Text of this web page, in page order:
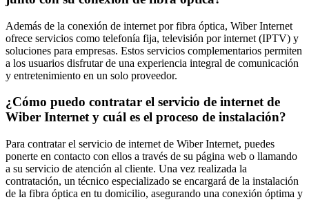
Además de la conexión de internet por fibra óptica, Wiber Internet
ofrece servicios como telefonía fija, televisión por internet (IPTV) y
soluciones para empresas. Estos servicios complementarios permiten
a los usuarios disfrutar de una experiencia integral de comunicación
y entretenimiento en un solo proveedor.
¿Cómo puedo contratar el servicio de internet de
Wiber Internet y cuál es el proceso de instalación?
Para contratar el servicio de internet de Wiber Internet, puedes
ponerte en contacto con ellos a través de su página web o llamando
a su servicio de atención al cliente. Una vez realizada la
contratación, un técnico especializado se encargará de la instalación
de la fibra óptica en tu domicilio, asegurando una conexión óptima y